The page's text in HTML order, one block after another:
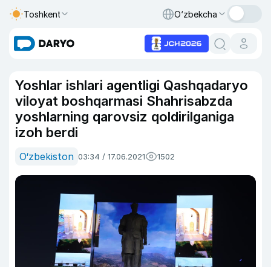
Toshkent O‘zbekcha
Yoshlar ishlari agentligi Qashqadaryo
viloyat boshqarmasi Shahrisabzda
yoshlarning qarovsiz qoldirilganiga
izoh berdi
O‘zbekiston 03:34 / 17.06.2021 1502